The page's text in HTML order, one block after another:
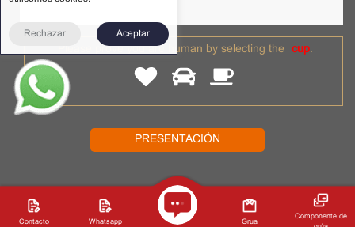
Rechazar Aceptar
Please prove you are human by selecting the cup.
2022 © NANTECRANE . Todos los derechos reservados
Shaoxing Nante Crane Equipment Co., Ltd.Privacy Policy
Contacto Whatsapp Grua
Componente de